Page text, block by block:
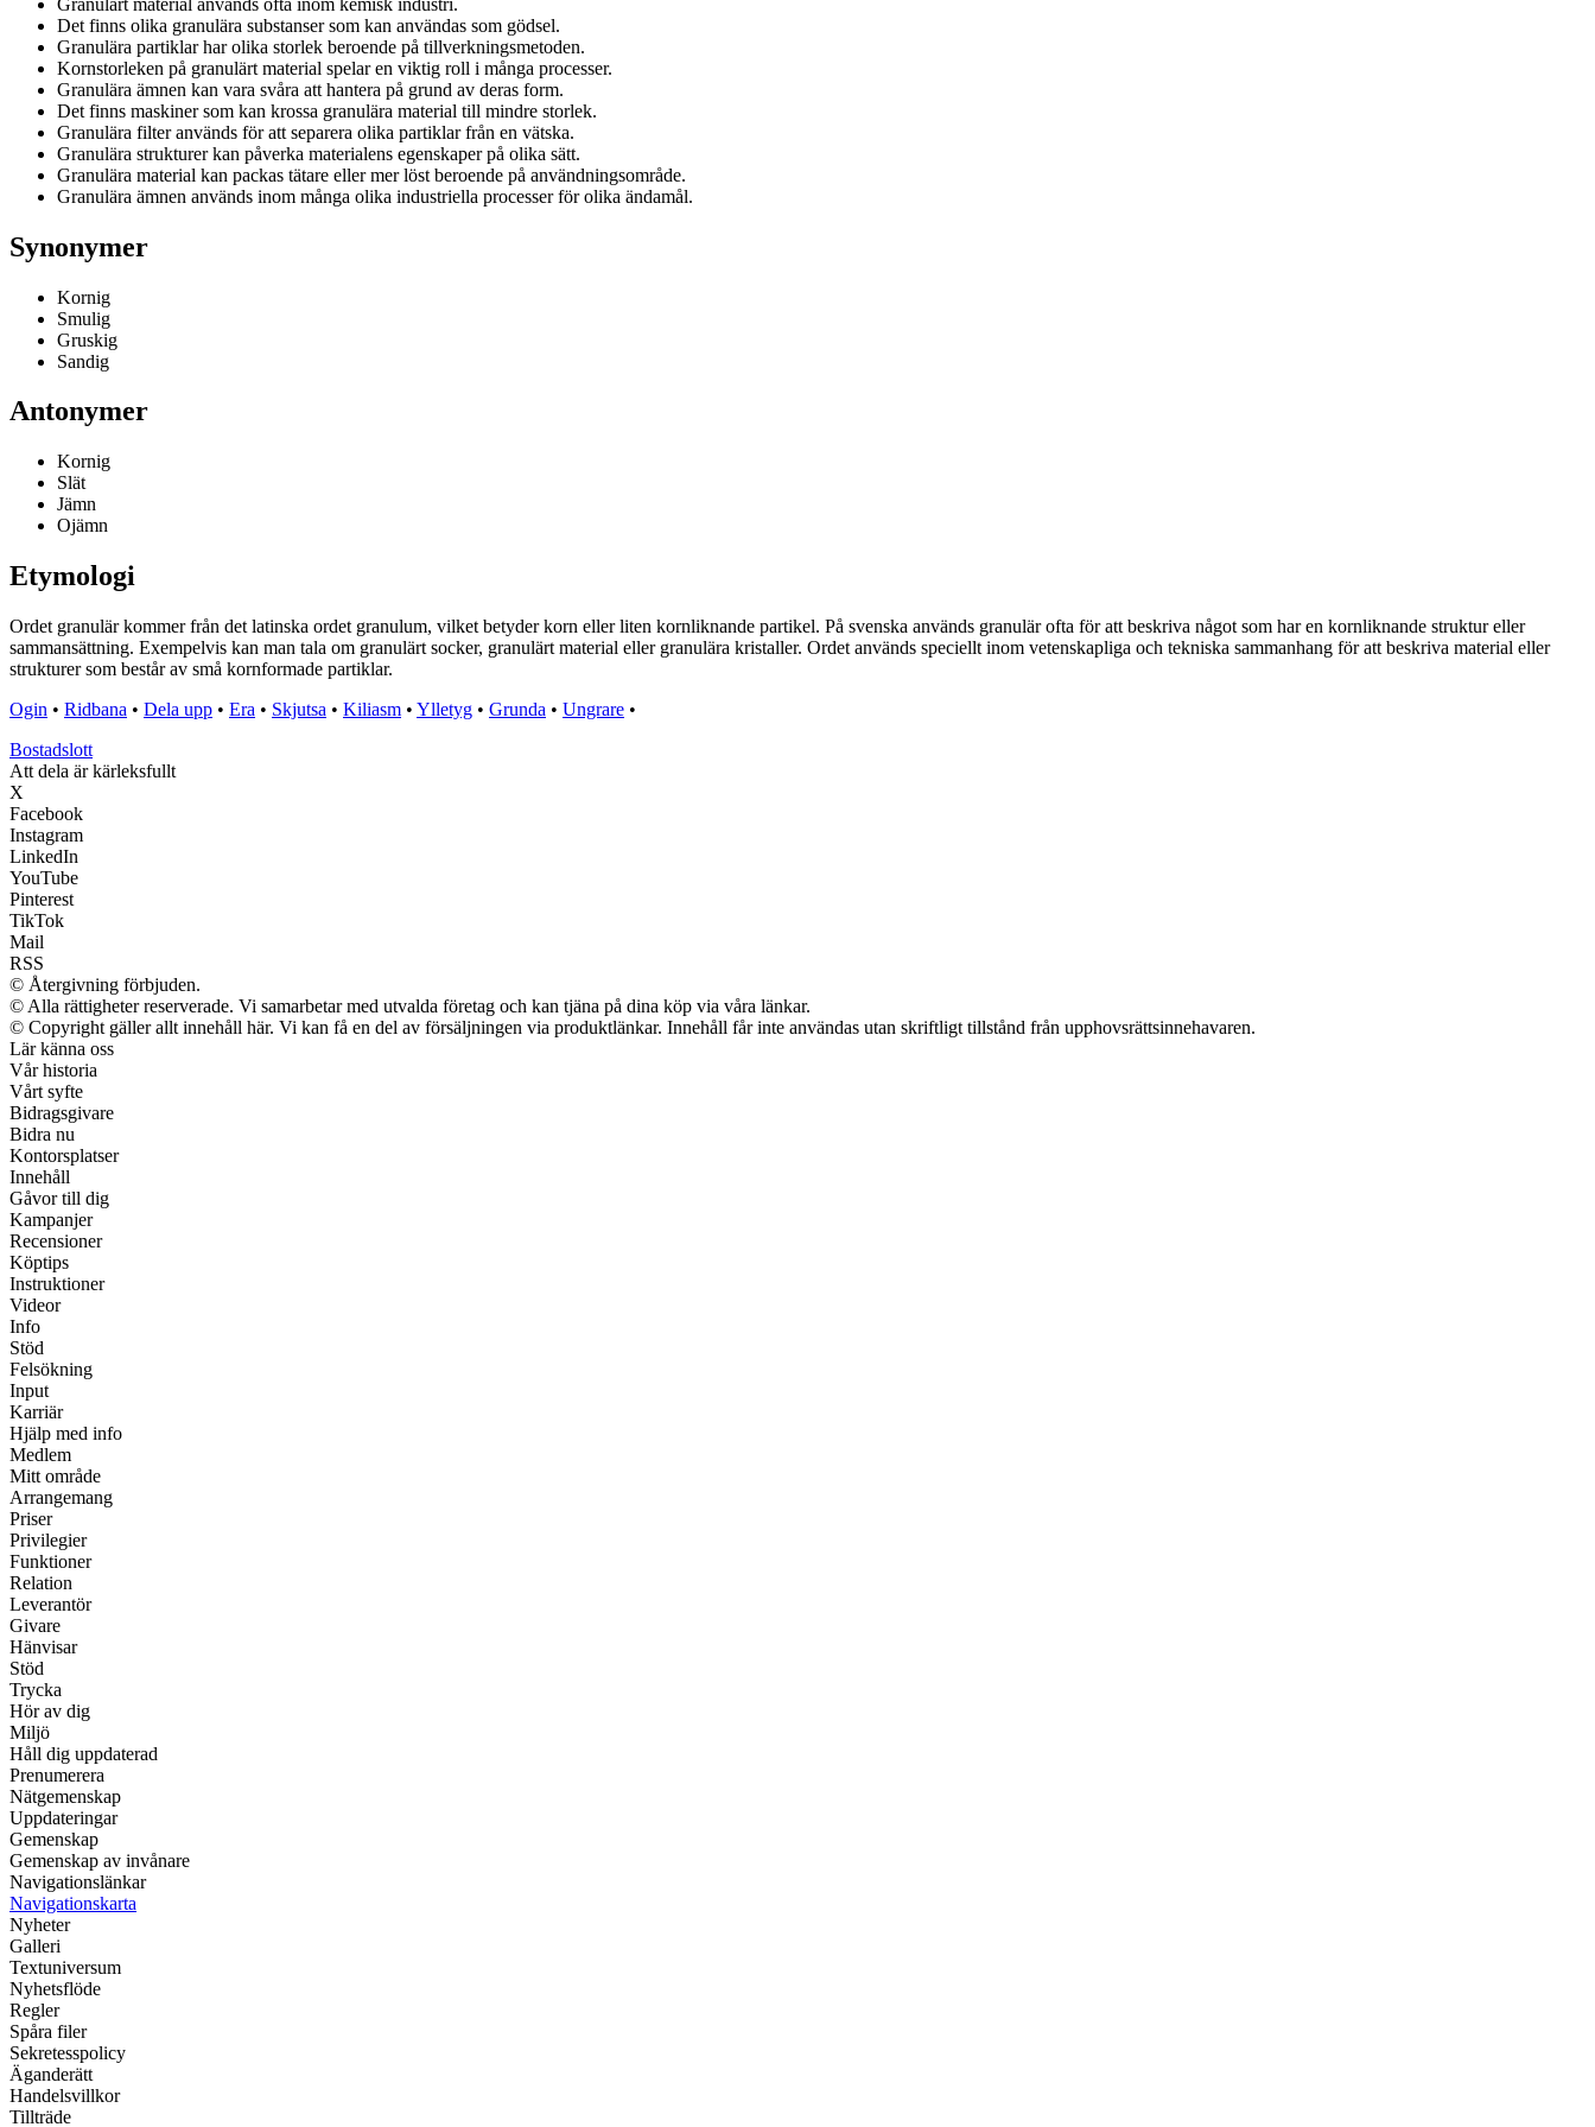
Det finns olika granulära substanser som kan användas som gödsel.
Granulära partiklar har olika storlek beroende på tillverkningsmetoden.
Kornstorleken på granulärt material spelar en viktig roll i många processer.
Granulära ämnen kan vara svåra att hantera på grund av deras form.
Det finns maskiner som kan krossa granulära material till mindre storlek.
Granulära filter används för att separera olika partiklar från en vätska.
Granulära strukturer kan påverka materialens egenskaper på olika sätt.
Granulära material kan packas tätare eller mer löst beroende på användningsområde.
Granulära ämnen används inom många olika industriella processer för olika ändamål.
Synonymer
Kornig
Smulig
Gruskig
Sandig
Antonymer
Kornig
Slät
Jämn
Ojämn
Etymologi
Ordet granulär kommer från det latinska ordet granulum, vilket betyder korn eller liten kornliknande partikel. På svenska används granulär ofta för att beskriva något som har en kornliknande struktur eller
sammansättning. Exempelvis kan man tala om granulärt socker, granulärt material eller granulära kristaller. Ordet används speciellt inom vetenskapliga och tekniska sammanhang för att beskriva material eller
strukturer som består av små kornformade partiklar.
Ogin • Ridbana • Dela upp • Era • Skjutsa • Kiliasm • Ylletyg • Grunda • Ungrare •
Bostadslott
Att dela är kärleksfullt
X
Facebook
Instagram
LinkedIn
YouTube
Pinterest
TikTok
Mail
RSS
© Återgivning förbjuden.
© Alla rättigheter reserverade. Vi samarbetar med utvalda företag och kan tjäna på dina köp via våra länkar.
© Copyright gäller allt innehåll här. Vi kan få en del av försäljningen via produktlänkar. Innehåll får inte användas utan skriftligt tillstånd från upphovsrättsinnehavaren.
Lär känna oss
Vår historia
Vårt syfte
Bidragsgivare
Bidra nu
Kontorsplatser
Innehåll
Gåvor till dig
Kampanjer
Recensioner
Köptips
Instruktioner
Videor
Info
Stöd
Felsökning
Input
Karriär
Hjälp med info
Medlem
Mitt område
Arrangemang
Priser
Privilegier
Funktioner
Relation
Leverantör
Givare
Hänvisar
Stöd
Trycka
Hör av dig
Miljö
Håll dig uppdaterad
Prenumerera
Nätgemenskap
Uppdateringar
Gemenskap
Gemenskap av invånare
Navigationslänkar
Navigationskarta
Nyheter
Galleri
Textuniversum
Nyhetsflöde
Regler
Spåra filer
Sekretesspolicy
Äganderätt
Handelsvillkor
Tillträde